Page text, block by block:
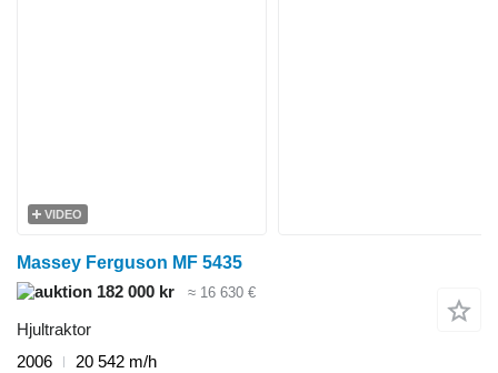
VIDEO
Massey Ferguson MF 5435
182 000 kr
≈ 16 630 €
Hjultraktor
2006
20 542 m/h